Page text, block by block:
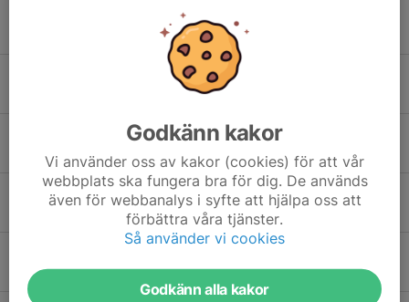
Klubbens första medalj på SM sedan 2011
Boende tips till SM vecka 33
OCR träning
21 maj 2025
Öppen träning varje onsdag
24 apr 2025
31 mar 2025
Godkänn kakor
Vi använder oss av kakor (cookies) för att vår
webbplats ska fungera bra för dig. De används
även för webbanalys i syfte att hjälpa oss att
förbättra våra tjänster.
Så använder vi cookies
Godkänn alla kakor